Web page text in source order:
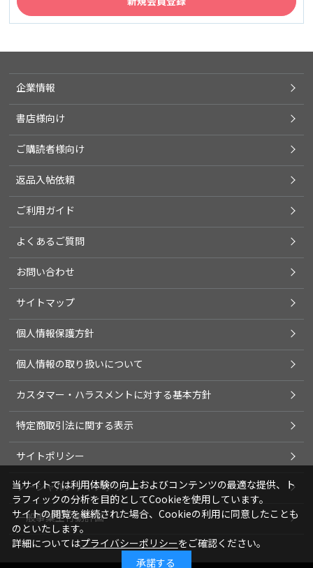
企業情報
書店様向け
ご購読者様向け
返品入帖依頼
ご利用ガイド
よくあるご質問
お問い合わせ
サイトマップ
個人情報保護方針
個人情報の取り扱いについて
カスタマー・ハラスメントに対する基本方針
特定商取引法に関する表示
サイトポリシー
ソーシャルメディアポリシー
一般事業主行動計画
当サイトでは利用体験の向上およびコンテンツの最適な提供、ト
ラフィックの分析を目的としてCookieを使用しています。
サイトの閲覧を継続された場合、Cookieの利用に同意したことも
のといたします。
詳細についてはプライバシーポリシーをご確認ください。
承諾する